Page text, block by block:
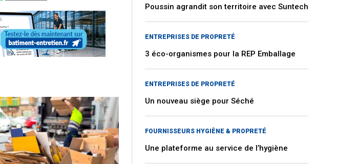
Poussin agrandit son territoire avec Suntech
ENTREPRISES DE PROPRETÉ
3 éco-organismes pour la REP Emballage
ENTREPRISES DE PROPRETÉ
Un nouveau siège pour Séché
FOURNISSEURS HYGIÈNE & PROPRETÉ
Une plateforme au service de l’hygiène